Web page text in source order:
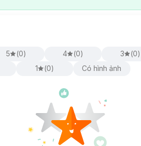
5 (0) 4 (0) 3 (0)
1 (0) Có hình ảnh